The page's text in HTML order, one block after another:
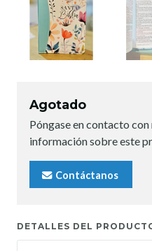
Agotado
Póngase en contacto
información sobre este
Contáctanos
DETALLES DEL